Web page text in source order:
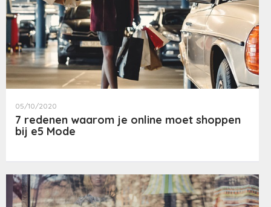
05/10/2020
7 redenen waarom je online moet shoppen
bij e5 Mode